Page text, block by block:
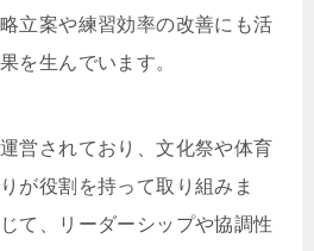
立案や練習効率の改善にも活
を生んでいます。
営されており、文化祭や体育
が役割を持って取り組みま
て、リーダーシップや協調性